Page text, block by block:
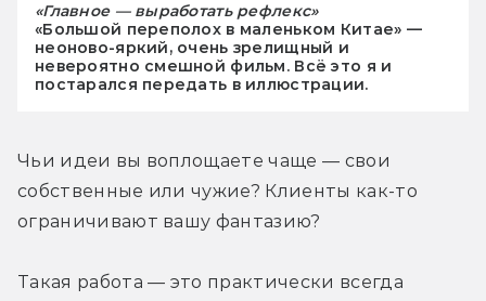
«Главное — выработать рефлекс»
«Большой переполох в маленьком Китае» —
неоново-яркий, очень зрелищный и
невероятно смешной фильм. Всё это я и
постарался передать в иллюстрации.
Чьи идеи вы воплощаете чаще — свои
собственные или чужие? Клиенты как-то
ограничивают вашу фантазию?
Такая работа — это практически всегда